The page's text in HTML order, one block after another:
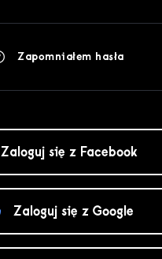
Zapomniałem hasła
Zaloguj się z Facebook
Zaloguj się z Google